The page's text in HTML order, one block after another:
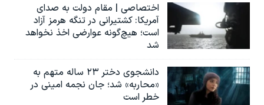
اختصاصی | مقام دولت به صدای
آمریکا: کشتیرانی در تنگه هرمز آزاد
است؛ هیچ‌گونه عوارضی اخذ نخواهد
شد
دانشجوی دختر ۲۳ ساله متهم به
«محاربه» شد؛ جان نجمه امینی در
خطر است